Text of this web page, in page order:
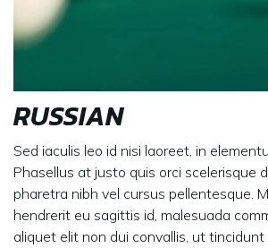
RUSSIAN
Sed iaculis leo id nisi laoreet, in
Phasellus at justo quis orci scelerisque
pharetra nibh vel cursus pellentesque.
hendrerit eu sagittis id, malesuada
aliquet elit non dui convallis, ut tincidunt